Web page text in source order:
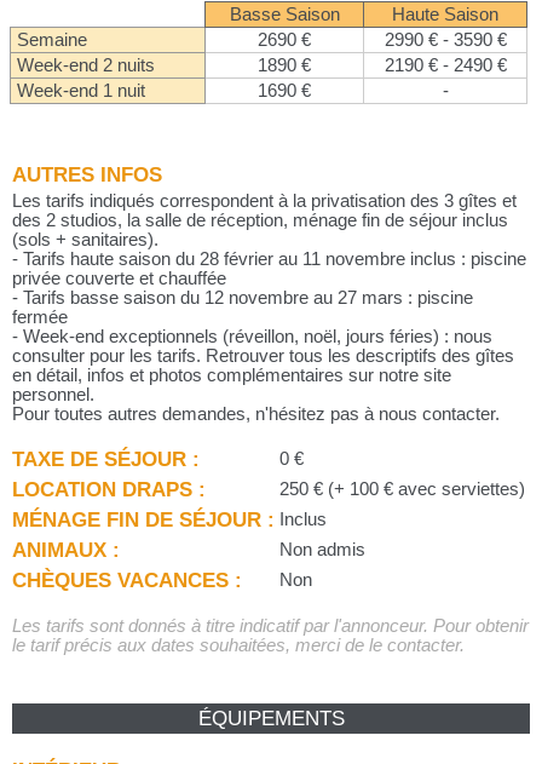
Basse Saison
Haute Saison
Semaine
2690 €
2990 € - 3590 €
Week-end 2 nuits
1890 €
2190 € - 2490 €
Week-end 1 nuit
1690 € -
AUTRES INFOS
Les tarifs indiqués correspondent à la privatisation des 3 gîtes et
des 2 studios, la salle de réception, ménage fin de séjour inclus
(sols + sanitaires).
- Tarifs haute saison du 28 février au 11 novembre inclus : piscine
privée couverte et chauffée
- Tarifs basse saison du 12 novembre au 27 mars : piscine
fermée
- Week-end exceptionnels (réveillon, noël, jours féries) : nous
consulter pour les tarifs. Retrouver tous les descriptifs des gîtes
en détail, infos et photos complémentaires sur notre site
personnel.
Pour toutes autres demandes, n'hésitez pas à nous contacter.
TAXE DE SÉJOUR : 0 €
LOCATION DRAPS : 250 € (+ 100 € avec serviettes)
MÉNAGE FIN DE SÉJOUR : Inclus
ANIMAUX : Non admis
CHÈQUES VACANCES : Non
Les tarifs sont donnés à titre indicatif par l'annonceur. Pour obtenir
le tarif précis aux dates souhaitées, merci de le contacter.
ÉQUIPEMENTS